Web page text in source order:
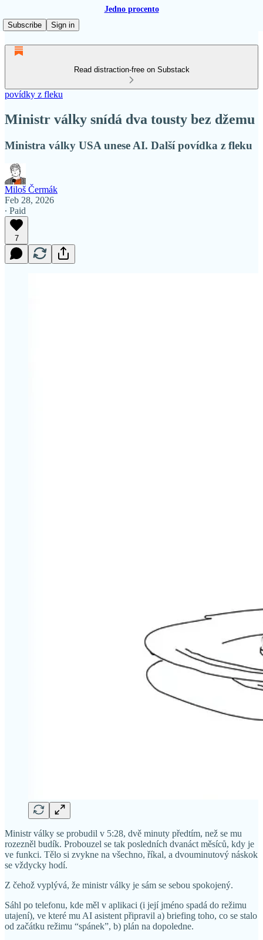
Jedno procento
Subscribe
Sign in
Read distraction-free on Substack
povídky z fleku
Ministr války snídá dva tousty bez džemu
Ministra války USA unese AI. Další povídka z fleku
Miloš Čermák
Feb 28, 2026
∙ Paid
7
Ministr války se probudil v 5:28, dvě minuty předtím, než se mu
rozezněl budík. Probouzel se tak posledních dvanáct měsíců, kdy je
ve funkci. Tělo si zvykne na všechno, říkal, a dvouminutový náskok
se vždycky hodí.
Z čehož vyplývá, že ministr války je sám se sebou spokojený.
Sáhl po telefonu, kde měl v aplikaci (i její jméno spadá do režimu
utajení), ve které mu AI asistent připravil a) briefing toho, co se stalo
od začátku režimu “spánek”, b) plán na dopoledne.